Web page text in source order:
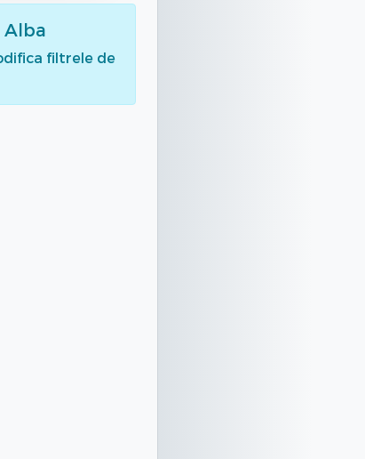
Alba
filtrele de